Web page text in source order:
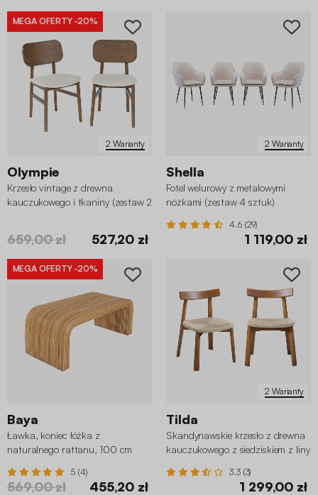
2 Warianty
MEGA OFERTY -20%
Olympie
Krzesło vintage z drewna
kauczukowego i tkaniny (zestaw 2
659,00 zł 527,20 zł
2 Warianty
Shella
Fotel welurowy z metalowymi
nóżkami (zestaw 4 sztuk)
4.6 (29)
1 119,00 zł
MEGA OFERTY -20%
Baya
Ławka, koniec łóżka z
naturalnego rattanu, 100 cm
5 (4)
569,00 zł 455,20 zł
2 Warianty
Tilda
Skandynawskie krzesło z drewna
kauczukowego z siedziskiem z liny
3.3 (3)
1 299,00 zł